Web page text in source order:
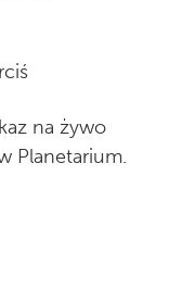
na żywo
Planetarium.